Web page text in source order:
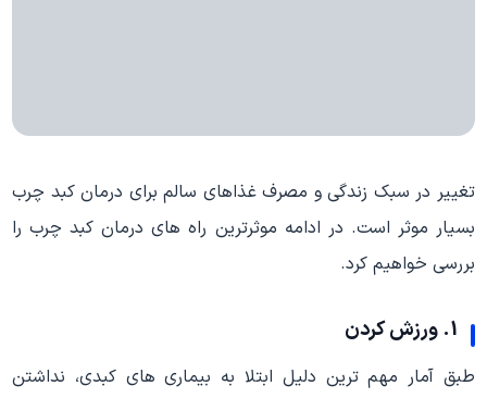
تغییر در سبک زندگی و مصرف غذاهای سالم برای درمان کبد چرب
بسیار موثر است. در ادامه موثرترین راه های درمان کبد چرب را
بررسی خواهیم کرد.
1. ورزش کردن
طبق آمار مهم ترین دلیل ابتلا به بیماری های کبدی، نداشتن